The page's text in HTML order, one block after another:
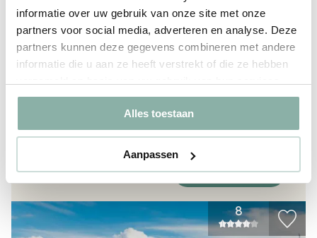
informatie over uw gebruik van onze site met onze
partners voor social media, adverteren en analyse. Deze
partners kunnen deze gegevens combineren met andere
informatie die u aan ze heeft verstrekt of die ze hebben
Alles toestaan
Aanpassen
Großzügige Stellplätze
Auto auf dem Stellplatz
16 AMP Strom
Wasserversorgung
24-08-2026
Ab: € 420,66
Mehr Info Jetzt buchen
8